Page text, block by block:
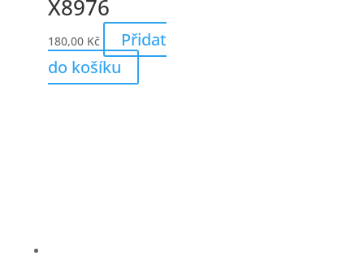
X8976
180,00 Kč
Přidat
do košíku